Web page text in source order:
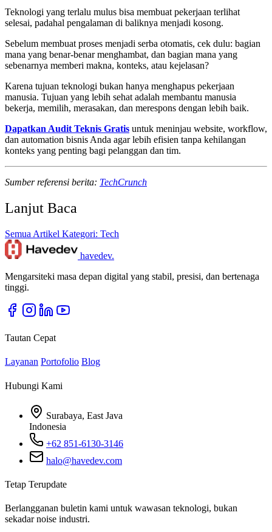
Teknologi yang terlalu mulus bisa membuat pekerjaan terlihat
selesai, padahal pengalaman di baliknya menjadi kosong.
Sebelum membuat proses menjadi serba otomatis, cek dulu: bagian
mana yang benar-benar menghambat, dan bagian mana yang
sebenarnya memberi makna, konteks, atau kejelasan?
Karena tujuan teknologi bukan hanya menghapus pekerjaan
manusia. Tujuan yang lebih sehat adalah membantu manusia
bekerja, memilih, merasakan, dan merespons dengan lebih baik.
Dapatkan Audit Teknis Gratis untuk meninjau website, workflow,
dan automation bisnis Anda agar lebih efisien tanpa kehilangan
konteks yang penting bagi pelanggan dan tim.
Sumber referensi berita: TechCrunch
Lanjut Baca
Semua Artikel Kategori: Tech
havedev.
Mengarsiteki masa depan digital yang stabil, presisi, dan bertenaga
tinggi.
Tautan Cepat
Layanan Portofolio Blog
Hubungi Kami
Surabaya, East Java
Indonesia
+62 851-6130-3146
halo@havedev.com
Tetap Terupdate
Berlangganan buletin kami untuk wawasan teknologi, bukan
sekadar noise industri.